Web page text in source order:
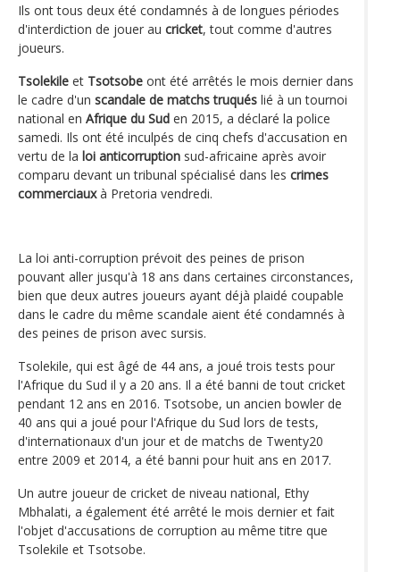
Ils ont tous deux été condamnés à de longues périodes
d'interdiction de jouer au cricket, tout comme d'autres
joueurs.
Tsolekile et Tsotsobe ont été arrêtés le mois dernier dans
le cadre d'un scandale de matchs truqués lié à un tournoi
national en Afrique du Sud en 2015, a déclaré la police
samedi. Ils ont été inculpés de cinq chefs d'accusation en
vertu de la loi anticorruption sud-africaine après avoir
comparu devant un tribunal spécialisé dans les crimes
commerciauxà Pretoria vendredi.
La loi anti-corruption prévoit des peines de prison
pouvant aller jusqu'à 18 ans dans certaines circonstances,
bien que deux autres joueurs ayant déjà plaidé coupable
dans le cadre du même scandale aient été condamnés à
des peines de prison avec sursis.
Tsolekile, qui est âgé de 44 ans, a joué trois tests pour
l'Afrique du Sud il y a 20 ans. Il a été banni de tout cricket
pendant 12 ans en 2016. Tsotsobe, un ancien bowler de
40 ans qui a joué pour l'Afrique du Sud lors de tests,
d'internationaux d'un jour et de matchs de Twenty20
entre 2009 et 2014, a été banni pour huit ans en 2017.
Un autre joueur de cricket de niveau national, Ethy
Mbhalati, a également été arrêté le mois dernier et fait
l'objet d'accusations de corruption au même titre que
Tsolekile et Tsotsobe.